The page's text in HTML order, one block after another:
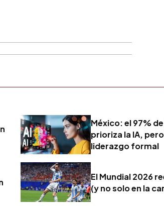
México: el 97%
prioriza la IA,
liderazgo formal
El Mundial 2026
(y no solo en la